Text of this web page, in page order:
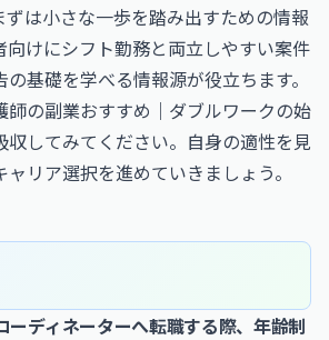
ずは小さな一歩を踏み出すための情報
向けにシフト勤務と両立しやすい案件
基礎を学べる情報源が役立ちます。
師の副業おすすめ｜ダブルワークの始
収してみてください。自身の適性を見
リア選択を進めていきましょう。
ーディネーターへ転職する際、年齢制